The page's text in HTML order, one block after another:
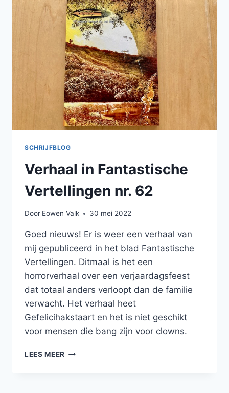
MOEITE
WAARD
SCHRIJFBLOG
Verhaal in Fantastische
Vertellingen nr. 62
Door Eowen Valk 30 mei 2022
Goed nieuws! Er is weer een verhaal van
mij gepubliceerd in het blad Fantastische
Vertellingen. Ditmaal is het een
horrorverhaal over een verjaardagsfeest
dat totaal anders verloopt dan de familie
verwacht. Het verhaal heet
Gefelicihakstaart en het is niet geschikt
voor mensen die bang zijn voor clowns.
LEES MEER VERHAAL